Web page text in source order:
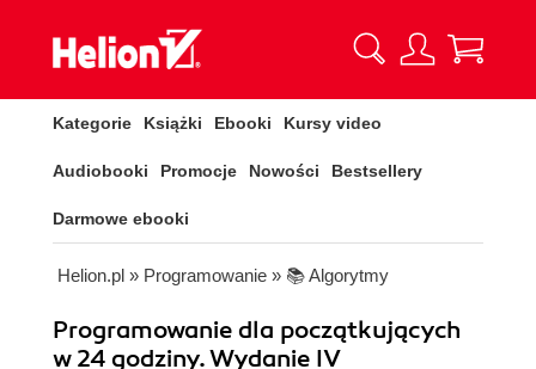
Kategorie Książki Ebooki Kursy video
Audiobooki Promocje Nowości Bestsellery
Darmowe ebooki
Helion.pl » Programowanie » 📚 Algorytmy
Programowanie dla początkujących
w 24 godziny. Wydanie IV